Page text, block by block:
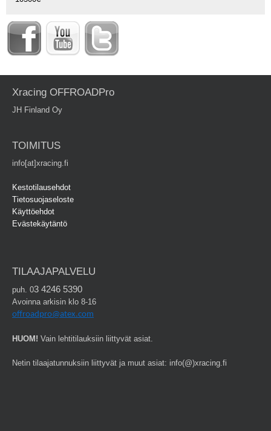
Xracing OFFROADPro
JH Finland Oy
TOIMITUS
info[at]xracing.fi
Kestotilausehdot
Tietosuojaseloste
Käyttöehdot
Evästekäytäntö
TILAAJAPALVELU
puh. 03 4246 5390
Avoinna arkisin klo 8-16
offroadpro@atex.com
HUOM! Vain lehtitilauksiin liittyvät asiat.
Netin tilaajatunnuksiin liittyvät ja muut asiat: info(@)xracing.fi